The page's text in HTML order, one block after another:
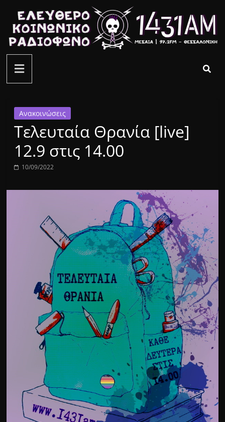
περιεχόμενο
ελεύθερο
κοινωνικό
ραδιόφωνο
1431AM
Ανακοινώσεις
Τελευταία Θρανία [live]
12.9 στις 14.00
10/09/2022